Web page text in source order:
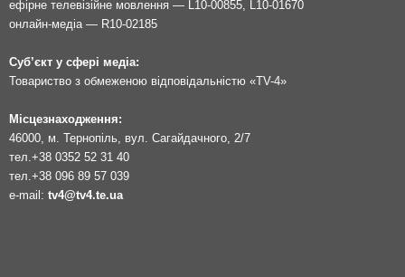
ефірне телевізійне мовлення — L10-00855, L10-01670
онлайн-медіа — R10-02185
Суб’єкт у сфері медіа:
Товариство з обмеженою відповідальністю «TV-4»
Місцезнаходження:
46000, м. Тернопіль, вул. Сагайдачного, 2/7
тел.+38 0352 52 31 40
тел.+38 096 89 57 039
e-mail: tv4@tv4.te.ua